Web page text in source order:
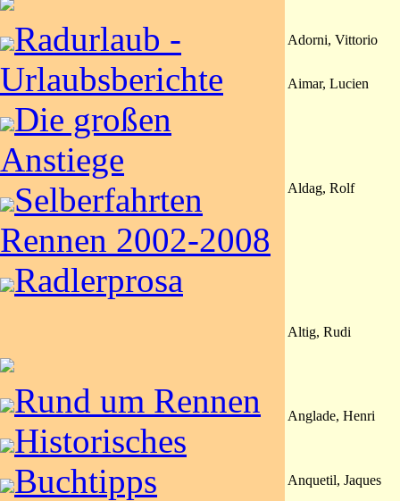
Radurlaub -
Urlaubsberichte
Die großen
Anstiege
Selberfahrten
Rennen 2002-2008
Radlerprosa
Rund um Rennen
Historisches
Buchtipps
Adorni, Vittorio
Aimar, Lucien
Aldag, Rolf
Altig, Rudi
Anglade, Henri
Anquetil, Jaques